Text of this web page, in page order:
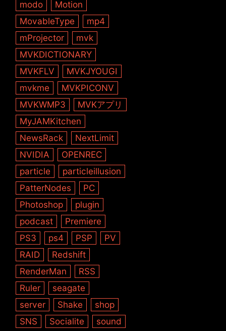
modo
Motion
MovableType
mp4
mProjector
mvk
MVKDICTIONARY
MVKFLV
MVKJYOUGI
mvkme
MVKPICONV
MVKWMP3
MVKアプリ
MyJAMKitchen
NewsRack
NextLimit
NVIDIA
OPENREC
particle
particleillusion
PatterNodes
PC
Photoshop
plugin
podcast
Premiere
PS3
ps4 PSP
PV
RAID
Redshift
RenderMan
RSS
Ruler
seagate
server
Shake
shop
SNS
Socialite
sound